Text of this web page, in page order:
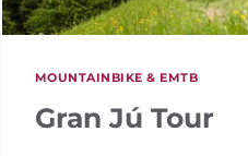
MOUNTAINBIKE & EMTB
Gran Jú Tour